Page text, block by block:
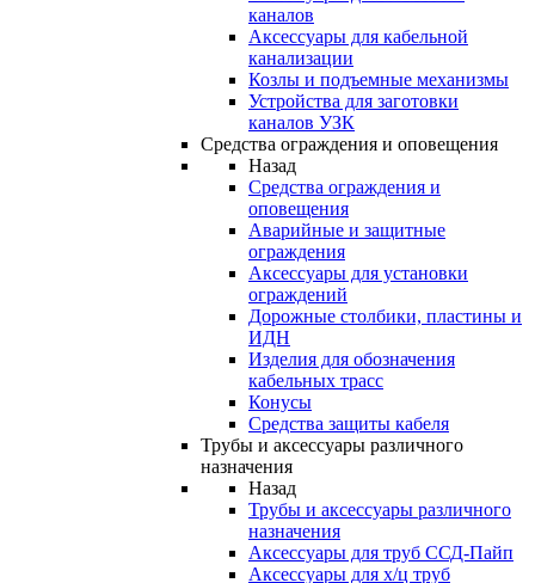
каналов
Аксессуары для кабельной
канализации
Козлы и подъемные механизмы
Устройства для заготовки
каналов УЗК
Средства ограждения и оповещения
Назад
Средства ограждения и
оповещения
Аварийные и защитные
ограждения
Аксессуары для установки
ограждений
Дорожные столбики, пластины и
ИДН
Изделия для обозначения
кабельных трасс
Конусы
Средства защиты кабеля
Трубы и аксессуары различного
назначения
Назад
Трубы и аксессуары различного
назначения
Аксессуары для труб ССД-Пайп
Аксессуары для х/ц труб